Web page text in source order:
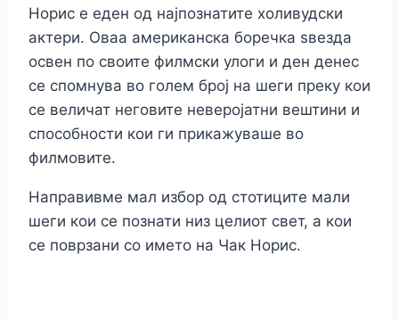
Норис е еден од најпознатите холивудски
актери. Оваа американска боречка ѕвезда
освен по своите филмски улоги и ден денес
се спомнува во голем број на шеги преку кои
се величат неговите неверојатни вештини и
способности кои ги прикажуваше во
филмовите.
Направивме мал избор од стотиците мали
шеги кои се познати низ целиот свет, а кои
се поврзани со името на Чак Норис.